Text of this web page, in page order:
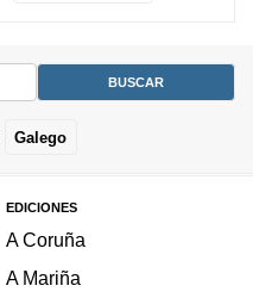
Galego
EDICIONES
A Coruña
A Mariña